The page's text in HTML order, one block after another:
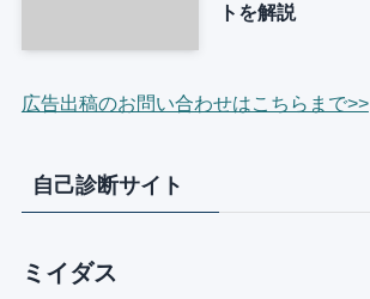
トを解説
広告出稿のお問い合わせはこちらまで>>
自己診断サイト
ミイダス